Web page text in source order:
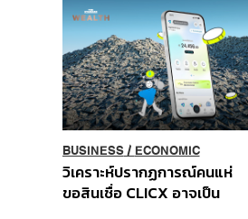
Order
BUSINESS/ ECONOMIC
วิเคราะห์ปรากฏการณ์คนแห่
ขอสินเชื่อ CLICX อาจเป็น